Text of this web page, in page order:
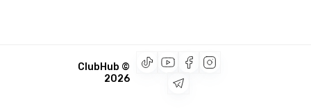
© ClubHub
2026